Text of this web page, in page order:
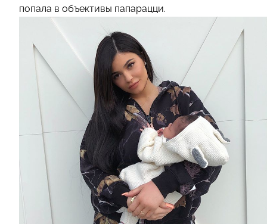
попала в объективы папарацци.